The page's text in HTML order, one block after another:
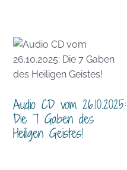
Audio CD vom 26.10.2025:
Die 7 Gaben des
Heiligen Geistes!